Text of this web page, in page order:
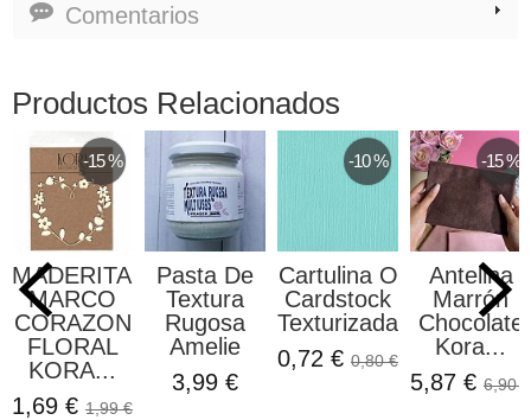
Comentarios
Productos Relacionados
-15 %
MADERITAS
MARCO
CORAZON
FLORAL
KORA...
1,69 € 1,99 €
Pasta De
Textura
Rugosa
Amelie
3,99 €
-10 %
Cartulina O
Cardstock
Texturizada...
0,72 € 0,80 €
-15 %
Antelina
Marrón
Chocolate
Kora...
5,87 € 6,90 €